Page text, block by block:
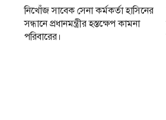
নিখোঁজ সাবেক সেনা কর্মকর্তা হাসিনের
সন্ধানে প্রধানমন্ত্রীর হস্তক্ষেপ কামনা
পরিবারের।